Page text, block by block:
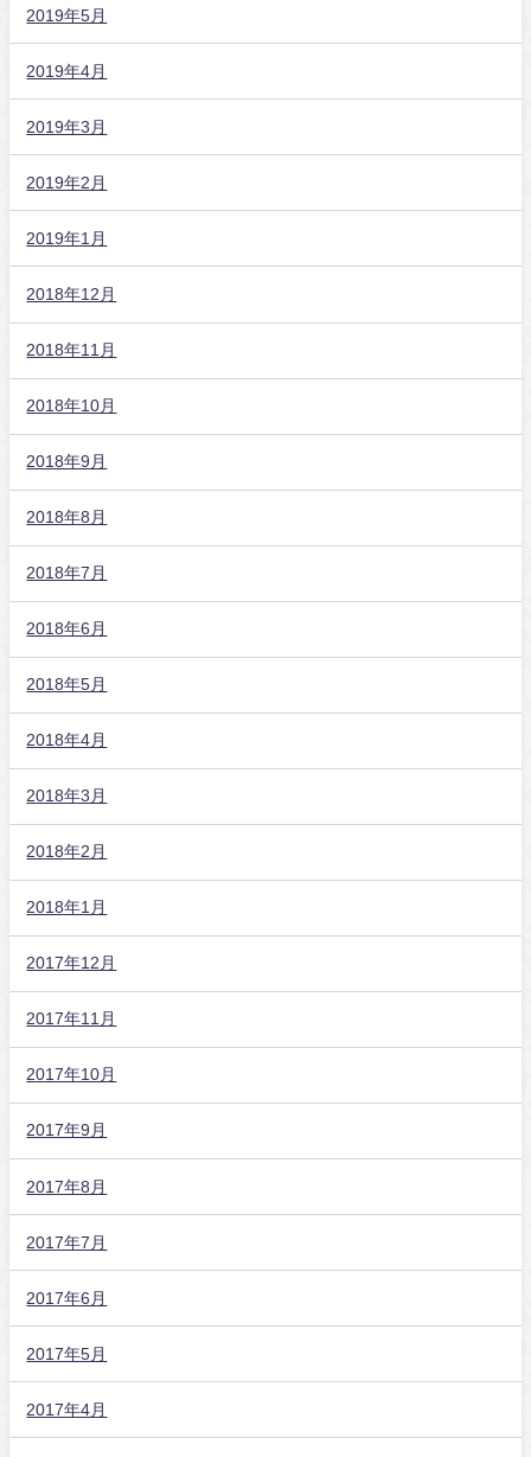
2019年5月
2019年4月
2019年3月
2019年2月
2019年1月
2018年12月
2018年11月
2018年10月
2018年9月
2018年8月
2018年7月
2018年6月
2018年5月
2018年4月
2018年3月
2018年2月
2018年1月
2017年12月
2017年11月
2017年10月
2017年9月
2017年8月
2017年7月
2017年6月
2017年5月
2017年4月